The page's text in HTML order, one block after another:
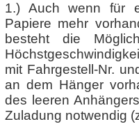
1.) Auch wenn für
Papiere mehr
besteht die
mit Fahrgestell-Nr.
an dem Hänger
des leeren
Zuladung notwendig